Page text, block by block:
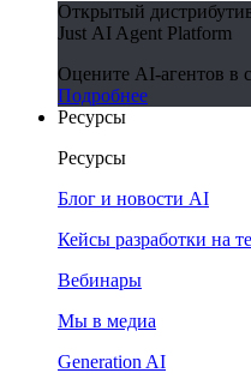
Открытый
Just AI Agent Platform
Оцените AI-агентов в
Подробнее
Ресурсы
Ресурсы
Блог и новости AI
Кейсы разработки на
Вебинары
Мы в медиа
Generation AI